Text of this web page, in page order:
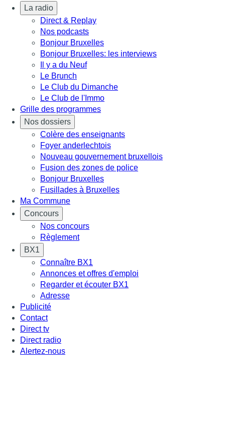
La radio
Direct & Replay
Nos podcasts
Bonjour Bruxelles
Bonjour Bruxelles: les interviews
Il y a du Neuf
Le Brunch
Le Club du Dimanche
Le Club de l'Immo
Grille des programmes
Nos dossiers
Colère des enseignants
Foyer anderlechtois
Nouveau gouvernement bruxellois
Fusion des zones de police
Bonjour Bruxelles
Fusillades à Bruxelles
Ma Commune
Concours
Nos concours
Règlement
BX1
Connaître BX1
Annonces et offres d'emploi
Regarder et écouter BX1
Adresse
Publicité
Contact
Direct tv
Direct radio
Alertez-nous